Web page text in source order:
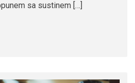
sa sustinem […]